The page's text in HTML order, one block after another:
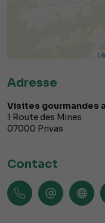
Adresse
Visites gourmandes
1 Route des Mines
07000 Privas
Contact